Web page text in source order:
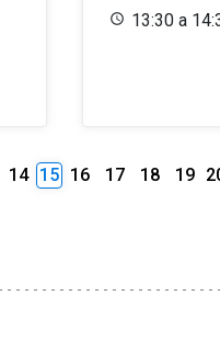
13:30 a
14 15 16 17 18 19